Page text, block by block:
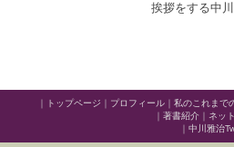
挨拶をする中
｜ トップページ ｜ プロフィール ｜ 私のこれまで
｜ 著書紹介 ｜ ネッ
｜ 中川雅治